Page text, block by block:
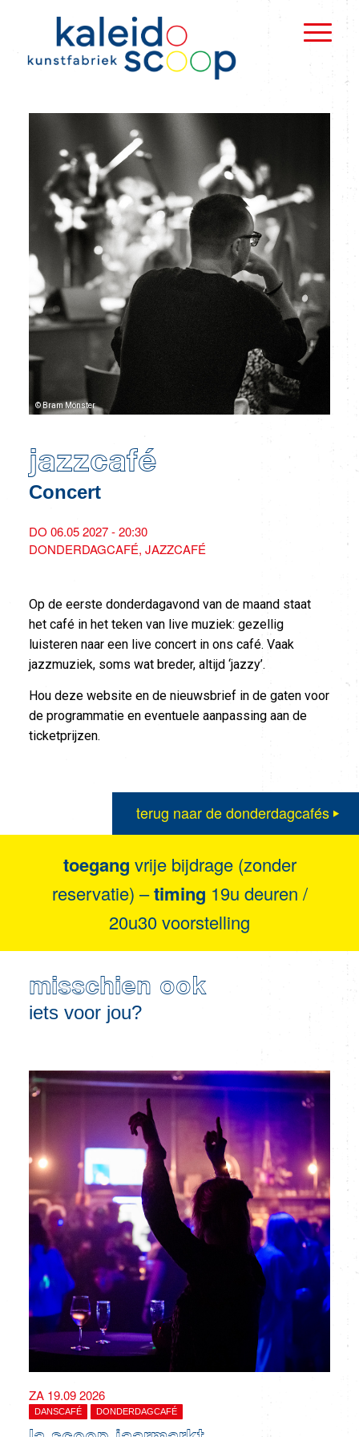
© Bram Mönster
jazzcafé
Concert
DO 06.05 2027 - 20:30
DONDERDAGCAFÉ JAZZCAFÉ
Op de eerste donderdagavond van de maand staat
het café in het teken van live muziek: gezellig
luisteren naar een live concert in ons café. Vaak
jazzmuziek, soms wat breder, altijd ‘jazzy’.
Hou deze website en de nieuwsbrief in de gaten voor
de programmatie en eventuele aanpassing aan de
ticketprijzen.
terug naar de donderdagcafés
toegang vrije bijdrage (zonder
reservatie) –timing 19u deuren /
20u30 voorstelling
misschien ook
iets voor jou?
ZA 19.09 2026
DANSCAFÉ DONDERDAGCAFÉ